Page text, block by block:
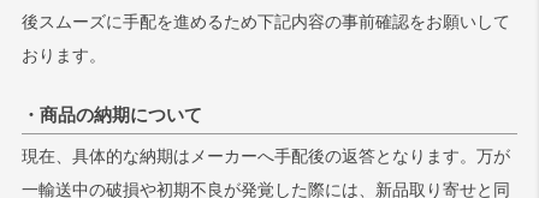
後スムーズに手配を進めるため下記内容の事前確認をお願いして
おります。
・商品の納期について
現在、具体的な納期はメーカーへ手配後の返答となります。万が
一輸送中の破損や初期不良が発覚した際には、新品取り寄せと同